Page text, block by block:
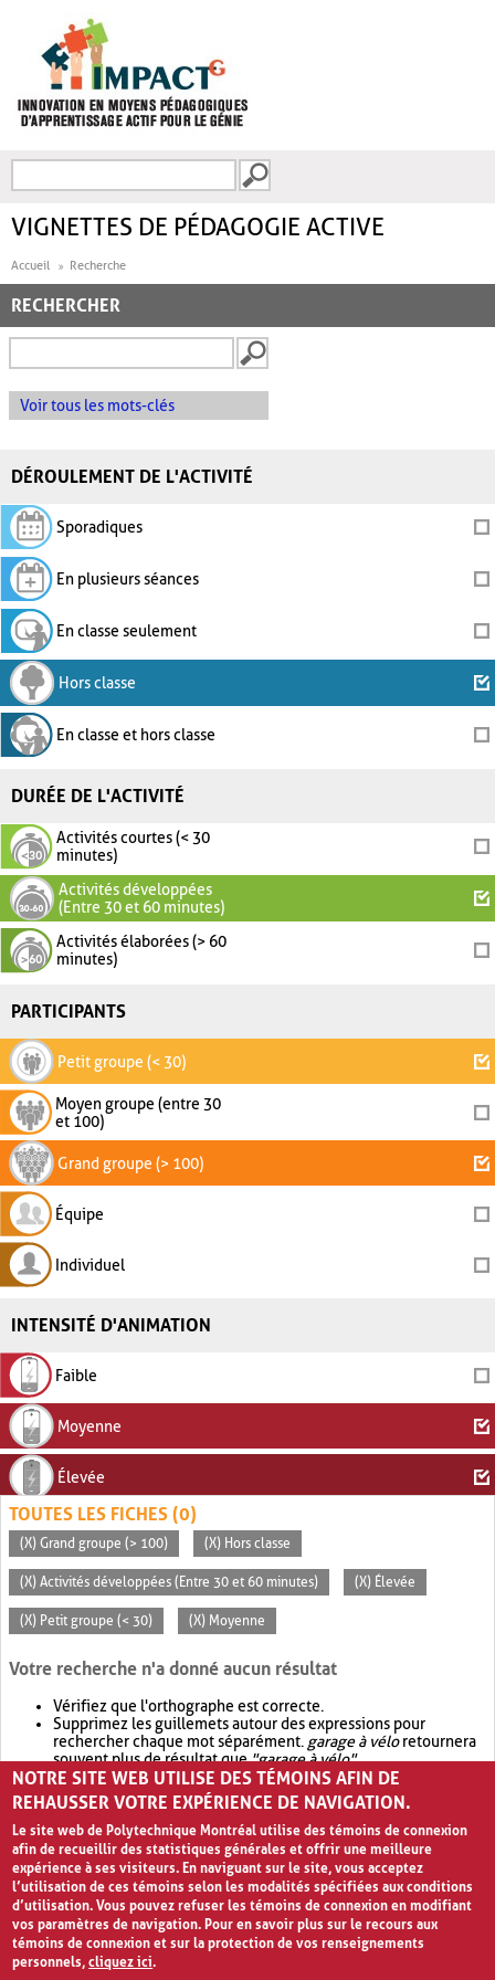
FORMULAIRE DE
VIGNETTES DE PÉDAGOGIE ACTIVE
Accueil Recherche
RECHERCHER
Voir tous les mots-clés
DÉROULEMENT DE L'ACTIVITÉ
Sporadiques
En plusieurs séances
En classe seulement
Hors classe
En classe et hors classe
DURÉE DE L'ACTIVITÉ
Activités courtes (< 30
minutes)
Activités développées
(Entre 30 et 60 minutes)
Activités élaborées (> 60
minutes)
PARTICIPANTS
Petit groupe (< 30)
Moyen groupe (entre 30
et 100)
Grand groupe (> 100)
Équipe
Individuel
INTENSITÉ D'ANIMATION
Faible
Moyenne
Élevée
TOUTES LES FICHES (0)
(X) Grand groupe (> 100) (X) Hors classe
(X) Activités développées (Entre 30 et 60 minutes) (X) Élevée
(X) Petit groupe (< 30) (X) Moyenne
Votre recherche n'a donné aucun résultat
Vérifiez que l'orthographe est correcte.
Supprimez les guillemets autour des expressions pour
rechercher chaque mot séparément. garage à véloretournera
souvent plus de résultat que"garage à vélo".
Envisagez d'élargir votre recherche avec OR.garage OR vélo
retournera souvent plus de résultat quegarage à vélo
NOTRE SITE WEB UTILISE DES TÉMOINS AFIN DE
REHAUSSER VOTRE EXPÉRIENCE DE NAVIGATION.
Le site web de Polytechnique Montréal utilise des témoins de connexion
afin de recueillir des statistiques générales et offrir une meilleure
expérience à ses visiteurs. En naviguant sur le site, vous acceptez
l’utilisation de ces témoins selon les modalités spécifiées aux conditions
d’utilisation. Vous pouvez refuser les témoins de connexion en modifiant
vos paramètres de navigation. Pour en savoir plus sur le recours aux
témoins de connexion et sur la protection de vos renseignements
personnels,cliquez ici.